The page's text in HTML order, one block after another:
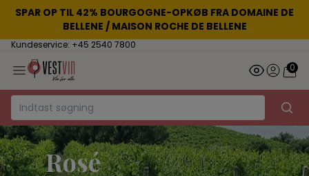
SPAR OP TIL 42% BOURGOGNE-OPKØB FRA DOMAINE DE
BELLENE / MAISON ROCHE DE BELLENE
Kundeservice: +45 2540 7800
0
Rosé